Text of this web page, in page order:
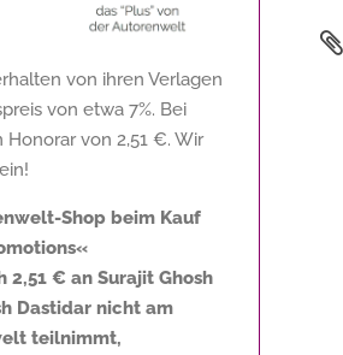
von ihren Verlagen
von etwa 7%. Bei
Honorar von 2,51 €. Wir
Shop beim Kauf
2,51 € an Surajit Ghosh
Dastidar nicht am
teilnimmt,